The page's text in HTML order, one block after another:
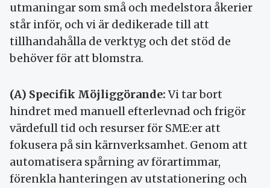
utmaningar som små och medelstora åkerier
står inför, och vi är dedikerade till att
tillhandahålla de verktyg och det stöd de
behöver för att blomstra.
(A) Specifik Möjliggörande:Vi tar bort
hindret med manuell efterlevnad och frigör
värdefull tid och resurser för SME:er att
fokusera på sin kärnverksamhet. Genom att
automatisera spårning av förartimmar,
förenkla hanteringen av utstationering och